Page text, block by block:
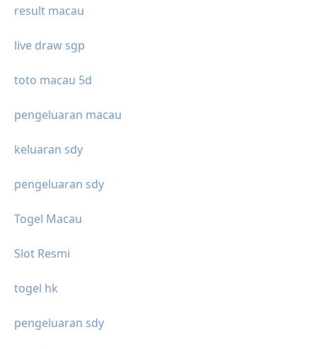
result macau
live draw sgp
toto macau 5d
pengeluaran macau
keluaran sdy
pengeluaran sdy
Togel Macau
Slot Resmi
togel hk
pengeluaran sdy